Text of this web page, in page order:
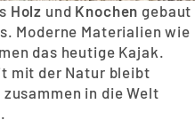
Holz und Knochen gebaut
Moderne Materialien wie
das heutige Kajak.
mit der Natur bleibt
in die Welt